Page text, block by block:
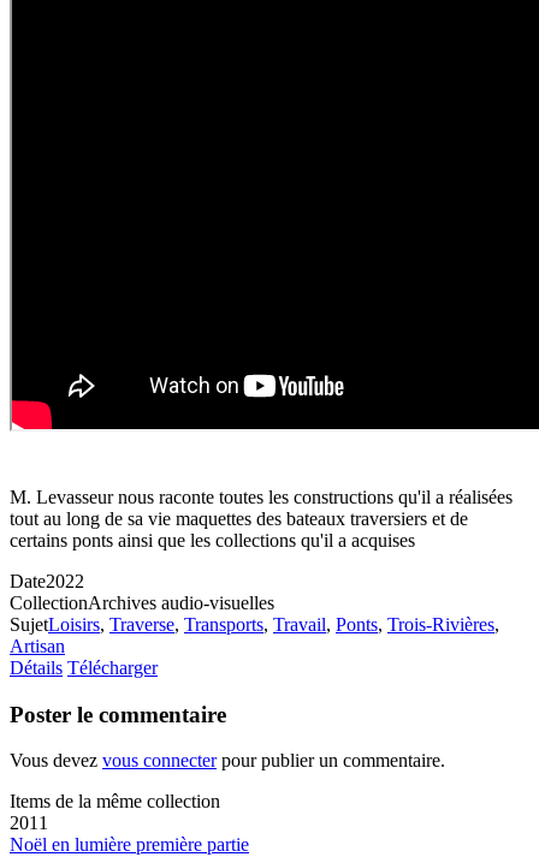
M. Levasseur nous raconte toutes les constructions qu'il a réalisées
tout au long de sa vie maquettes des bateaux traversiers et de
certains ponts ainsi que les collections qu'il a acquises
Date2022
CollectionArchives audio-visuelles
SujetLoisirs, Traverse, Transports, Travail, Ponts, Trois-Rivières,
Artisan
Détails Télécharger
Poster le commentaire
Vous devez vous connecterpour publier un commentaire.
Items de la même collection
2011
Noël en lumière première partie